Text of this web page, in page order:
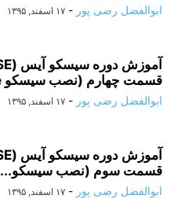
ابوالفضل رضی پور - ۱۷ اسفند, ۱۳۹۵
قسمت چهارم (نصب سیسکو ise...
ابوالفضل رضی پور - ۱۷ اسفند, ۱۳۹۵
قسمت سوم (نصب سیسکو...
ابوالفضل رضی پور - ۱۷ اسفند, ۱۳۹۵